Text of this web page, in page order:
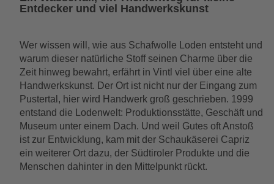
Entdecker und viel Handwerkskunst
Wer wissen will, wie aus Schafwolle Loden entsteht und
warum dieser natürliche Stoff seinen Charme über die
Zeit hinweg bewahrt, erfährt in Vintl viel über eine alte
Handwerkskunst. Der Ort ist nicht nur der Eingang zum
Pustertal, hier wird Handwerk groß geschrieben. 1999
entstand die Lodenwelt: Produktionsstätte, Geschäft und
Museum unter einem Dach. Und weil Gutes oft Anstoß
ist zur Entwicklung, kam mit der Schaukäserei Capriz
ein weiterer Ort dazu, der Südtiroler Produkte und die
Menschen dahinter in den Mittelpunkt rückt.